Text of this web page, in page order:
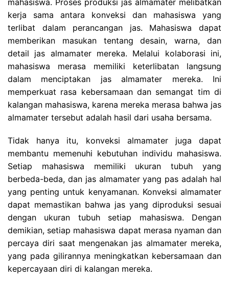
mahasiswa. Proses produksi jas almamater melibatkan
kerja sama antara konveksi dan mahasiswa yang
terlibat dalam perancangan jas. Mahasiswa dapat
memberikan masukan tentang desain, warna, dan
detail jas almamater mereka. Melalui kolaborasi ini,
mahasiswa merasa memiliki keterlibatan langsung
dalam menciptakan jas almamater mereka. Ini
memperkuat rasa kebersamaan dan semangat tim di
kalangan mahasiswa, karena mereka merasa bahwa jas
almamater tersebut adalah hasil dari usaha bersama.
Tidak hanya itu, konveksi almamater juga dapat
membantu memenuhi kebutuhan individu mahasiswa.
Setiap mahasiswa memiliki ukuran tubuh yang
berbeda-beda, dan jas almamater yang pas adalah hal
yang penting untuk kenyamanan. Konveksi almamater
dapat memastikan bahwa jas yang diproduksi sesuai
dengan ukuran tubuh setiap mahasiswa. Dengan
demikian, setiap mahasiswa dapat merasa nyaman dan
percaya diri saat mengenakan jas almamater mereka,
yang pada gilirannya meningkatkan kebersamaan dan
kepercayaan diri di kalangan mereka.